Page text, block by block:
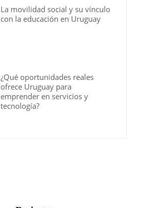
La movilidad social y su vínculo
con la educación en Uruguay
¿Qué oportunidades reales
ofrece Uruguay para
emprender en servicios y
tecnología?